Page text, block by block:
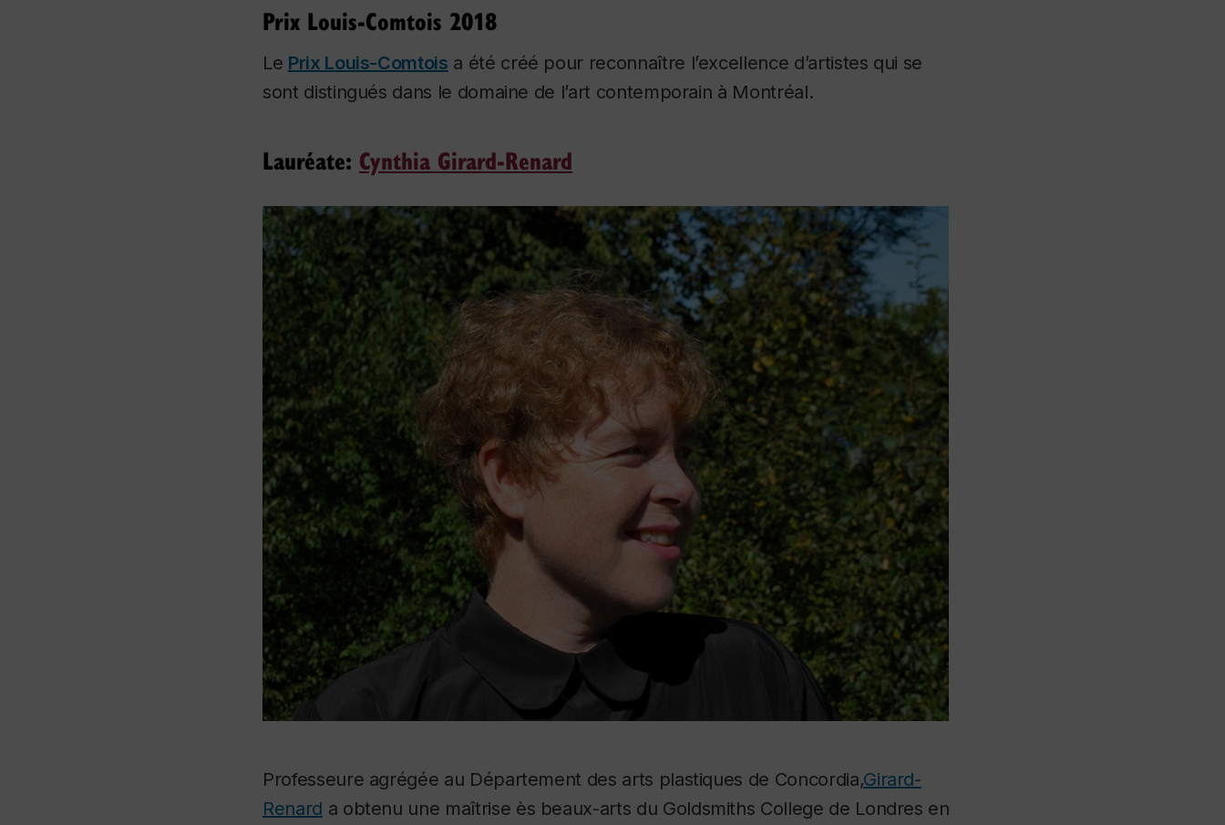
Prix Louis-Comtois 2018
Le Prix Louis-Comtois a été créé pour reconnaître l’excellence d’artistes qui se
sont distingués dans le domaine de l’art contemporain à Montréal.
Lauréate: Cynthia Girard-Renard
Professeure agrégée au Département des arts plastiques de Concordia,Girard-
Renard a obtenu une maîtrise ès beaux-arts du Goldsmiths College de Londres en